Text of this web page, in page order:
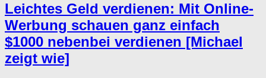
Leichtes Geld verdienen: Mit Online-
Werbung schauen ganz einfach
$1000 nebenbei verdienen [Michael
zeigt wie]